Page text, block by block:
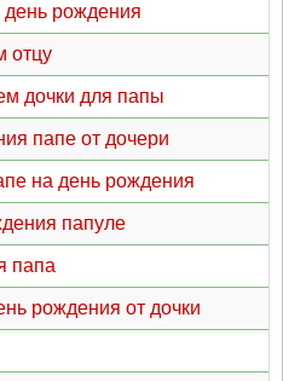
день рождения
отцу
дочки для папы
папе от дочери
на день рождения
папуле
папа
рождения от дочки